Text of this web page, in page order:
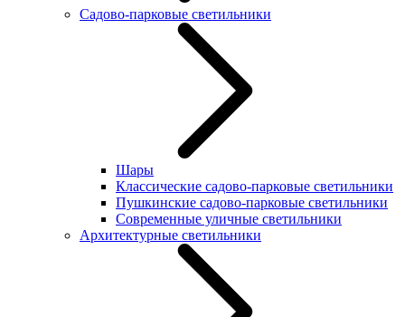
Садово-парковые светильники
Шары
Классические садово-парковые светильники
Пушкинские садово-парковые светильники
Современные уличные светильники
Архитектурные светильники